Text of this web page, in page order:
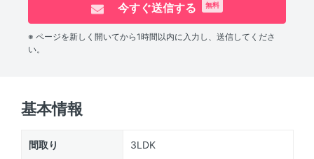
今すぐ送信する 無料
※ ページを新しく開いてから1時間以内に入力し、送信してくださ
い。
基本情報
間取り 3LDK